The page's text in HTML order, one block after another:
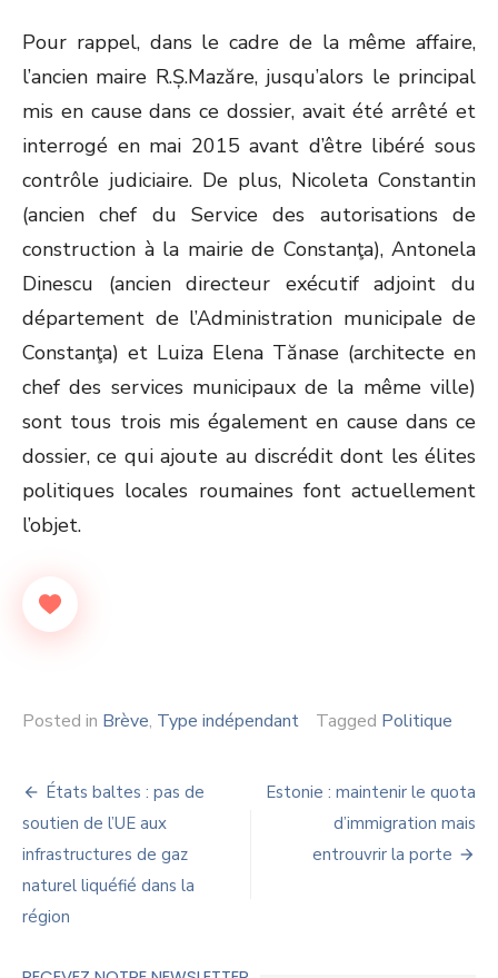
Pour rappel, dans le cadre de la même affaire,
l’ancien maire R.Ș.Mazăre, jusqu’alors le principal
mis en cause dans ce dossier, avait été arrêté et
interrogé en mai 2015 avant d’être libéré sous
contrôle judiciaire. De plus, Nicoleta Constantin
(ancien chef du Service des autorisations de
construction à la mairie de Constanţa), Antonela
Dinescu (ancien directeur exécutif adjoint du
département de l’Administration municipale de
Constanţa) et Luiza Elena Tănase (architecte en
chef des services municipaux de la même ville)
sont tous trois mis également en cause dans ce
dossier, ce qui ajoute au discrédit dont les élites
politiques locales roumaines font actuellement
l’objet.
Posted in Brève, Type indépendant Tagged Politique
Navigation
de
l’article
États baltes : pas de
soutien de l’UE aux
infrastructures de gaz
naturel liquéfié dans la
région
Estonie : maintenir le quota
d’immigration mais
entrouvrir la porte